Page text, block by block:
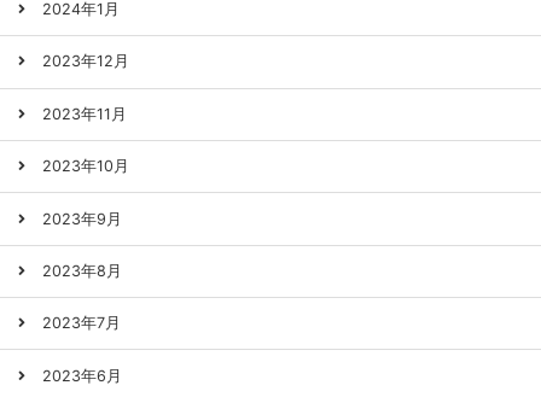
2024年1月
2023年12月
2023年11月
2023年10月
2023年9月
2023年8月
2023年7月
2023年6月